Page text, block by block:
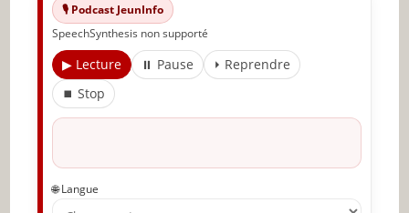
Articles recommandés
Partager l'amour
🎙️ Podcast JeunInfo
SpeechSynthesis non supporté
▶ Lecture ⏸ Pause
⏵ Reprendre
⏹ Stop
🌐 Langue